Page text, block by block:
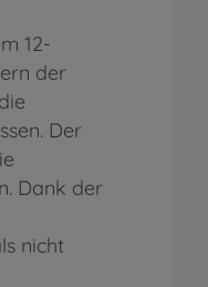
12-
der
Der
Dank der
nicht